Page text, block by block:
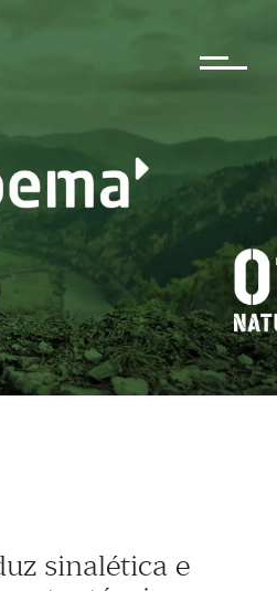
sinalética e